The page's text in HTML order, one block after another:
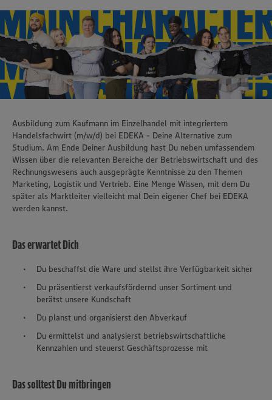
Ausbildung zum Kaufmann im Einzelhandel mit integriertem
Handelsfachwirt (m/w/d) bei EDEKA - Deine Alternative zum
Studium. Am Ende Deiner Ausbildung hast Du neben umfassendem
Wissen über die relevanten Bereiche der Betriebswirtschaft und des
Rechnungswesens auch ausgeprägte Kenntnisse zu den Themen
Marketing, Logistik und Vertrieb. Eine Menge Wissen, mit dem Du
später als Marktleiter vielleicht mal Dein eigener Chef bei EDEKA
werden kannst.
Das erwartet Dich
Du beschaffst die Ware und stellst ihre Verfügbarkeit sicher
Du präsentierst verkaufsfördernd unser Sortiment und
berätst unsere Kundschaft
Du planst und organisierst den Abverkauf
Du ermittelst und analysierst betriebswirtschaftliche
Kennzahlen und steuerst Geschäftsprozesse mit
Das solltest Du mitbringen